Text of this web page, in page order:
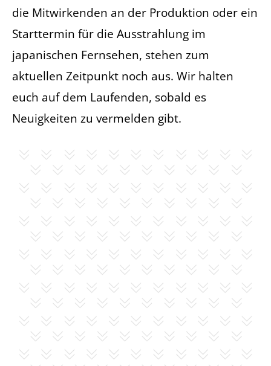
die Mitwirkenden an der Produktion oder ein
Starttermin für die Ausstrahlung im
japanischen Fernsehen, stehen zum
aktuellen Zeitpunkt noch aus. Wir halten
euch auf dem Laufenden, sobald es
Neuigkeiten zu vermelden gibt.